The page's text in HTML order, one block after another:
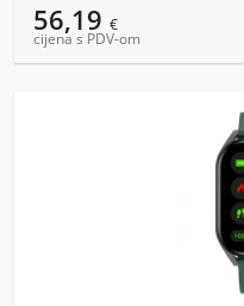
56,19 €
cijena s PDV-om